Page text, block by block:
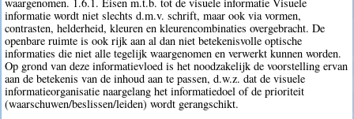
informatie wordt niet slechts d.m.v. schrift, maar ook via vormen,
contrasten, helderheid, kleuren en kleurencombinaties overgebracht. De
openbare ruimte is ook rijk aan al dan niet betekenisvolle optische
informaties die niet alle tegelijk waargenomen en verwerkt kunnen worden.
Op grond van deze informatievloed is het noodzakelijk de voorstelling ervan
aan de betekenis van de inhoud aan te passen, d.w.z. dat de visuele
informatieorganisatie naargelang het informatiedoel of de prioriteit
(waarschuwen/beslissen/leiden) wordt gerangschikt.